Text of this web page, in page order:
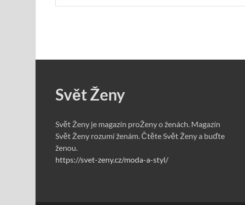
Svět Ženy
Svět Ženy je magazín proŽeny o ženách. Magazín
Svět Ženy rozumí ženám. Čtěte Svět Ženy a buďte
ženou.
https://svet-zeny.cz/moda-a-styl/